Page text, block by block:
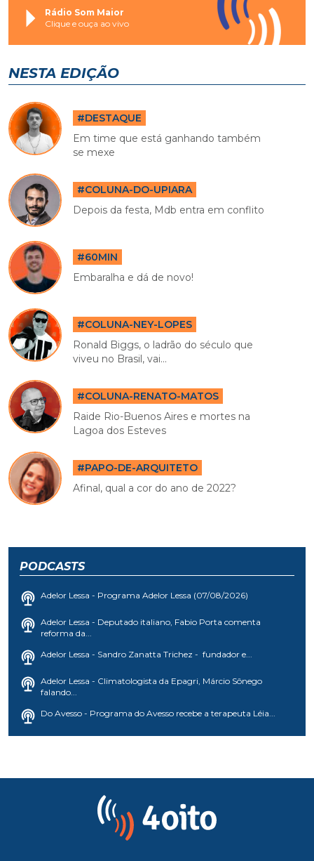
Rádio Som Maior
Clique e ouça ao vivo
NESTA EDIÇÃO
#DESTAQUE
Em time que está ganhando também
se mexe
#COLUNA-DO-UPIARA
Depois da festa, Mdb entra em conflito
#60MIN
Embaralha e dá de novo!
#COLUNA-NEY-LOPES
Ronald Biggs, o ladrão do século que
viveu no Brasil, vai...
#COLUNA-RENATO-MATOS
Raide Rio-Buenos Aires e mortes na
Lagoa dos Esteves
#PAPO-DE-ARQUITETO
Afinal, qual a cor do ano de 2022?
PODCASTS
Adelor Lessa - Programa Adelor Lessa (07/08/2026)
Adelor Lessa - Deputado italiano, Fabio Porta comenta
reforma da...
Adelor Lessa - Sandro Zanatta Trichez - fundador e...
Adelor Lessa - Climatologista da Epagri, Márcio Sônego
falando...
Do Avesso - Programa do Avesso recebe a terapeuta Léia...